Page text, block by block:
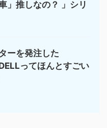
」推しなの？ 」シリ
ーを発注した
ってほんとすごい